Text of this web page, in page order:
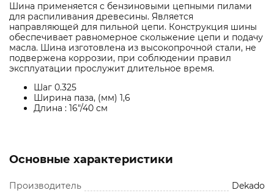
Шина применяется с бензиновыми цепными пилами
для распиливания древесины. Является
направляющей для пильной цепи. Конструкция шины
обеспечивает равномерное скольжение цепи и подачу
масла. Шина изготовлена из высокопрочной стали, не
подвержена коррозии, при соблюдении правил
эксплуатации прослужит длительное время.
Шаг 0.325
Ширина паза, (мм) 1,6
Длина : 16"/40 см
Основные характеристики
Производитель
Dekado